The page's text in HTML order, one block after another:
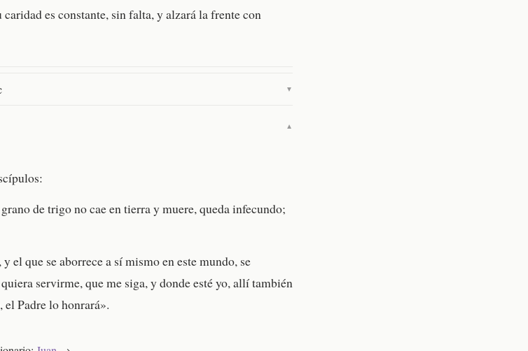
es constante, sin falta, y alzará la frente con
▼
▼
de trigo no cae en tierra y muere, queda infecundo;
el que se aborrece a sí mismo en este mundo, se
servirme, que me siga, y donde esté yo, allí también
Padre lo honrará».